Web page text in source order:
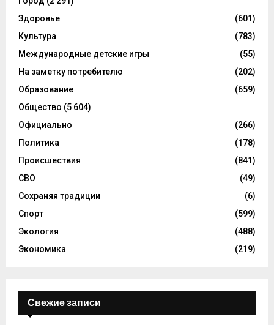
Здоровье
(601)
Культура
(783)
Международные детские игры
(55)
На заметку потребителю
(202)
Образование
(659)
Общество (5 604)
Официально
(266)
Политика
(178)
Происшествия
(841)
СВО
(49)
Сохраняя традиции
(6)
Спорт
(599)
Экология
(488)
Экономика
(219)
Свежие записи